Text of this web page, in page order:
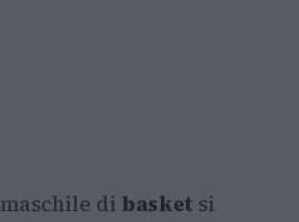
di basket si